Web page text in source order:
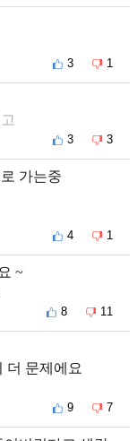
3 1
3 3
가는중
4 1
~
8 11
더 문제에요
9 7